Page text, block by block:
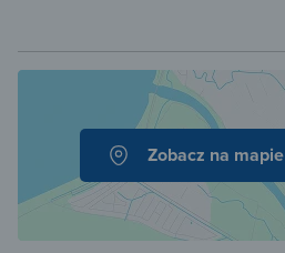
Zobacz na mapie